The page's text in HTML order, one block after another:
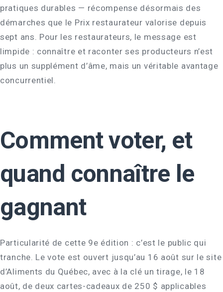
pratiques durables — récompense désormais des
démarches que le Prix restaurateur valorise depuis
sept ans. Pour les restaurateurs, le message est
limpide : connaître et raconter ses producteurs n’est
plus un supplément d’âme, mais un véritable avantage
concurrentiel.
Comment voter, et
quand connaître le
gagnant
Particularité de cette 9e édition : c’est le public qui
tranche. Le vote est ouvert jusqu’au 16 août sur le site
d’Aliments du Québec, avec à la clé un tirage, le 18
août, de deux cartes-cadeaux de 250 $ applicables